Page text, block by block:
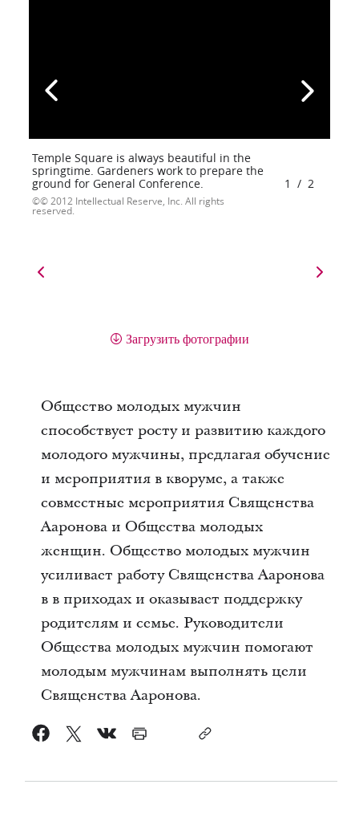
Temple Square is always beautiful in the
springtime. Gardeners work to prepare the
ground for General Conference.
© 2012 Intellectual Reserve, Inc. All rights
reserved.
1 / 2
Загрузить фотографии
Общество молодых мужчин
способствует росту и развитию каждого
молодого мужчины, предлагая обучение
и мероприятия в кворуме, а также
совместные мероприятия Священства
Ааронова и Общества молодых
женщин. Общество молодых мужчин
усиливает работу Священства Ааронова
в в приходах и оказывает поддержку
родителям и семье. Руководители
Общества молодых мужчин помогают
молодым мужчинам выполнять цели
Священства Ааронова.